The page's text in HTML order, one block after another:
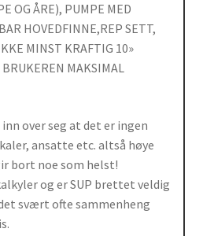
OG ÅRE), PUMPE MED
HOVEDFINNE,REP SETT,
MINST KRAFTIG 10»
MAKSIMAL
over seg at det er ingen
ansatte etc. altså høye
bort noe som helst!
og er SUP brettet veldig
svært ofte sammenheng